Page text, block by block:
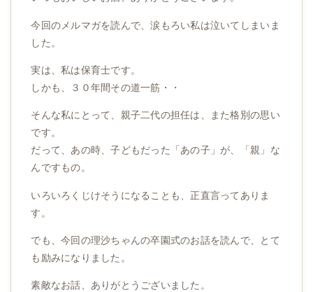
今回のメルマガを読んで、涙もろい私は泣いてしまいま
した。
実は、私は保育士です。
しかも、３０年間その道一筋・・
そんな私にとって、親子二代の担任は、また格別の思い
です。
だって、あの時、子どもだった「あの子」が、「親」な
んですもの。
いろいろくじけそうになることも、正直言ってありま
す。
でも、今回の理沙ちゃんの卒園式のお話を読んで、とて
も励みになりました。
素敵なお話、ありがとうございました。